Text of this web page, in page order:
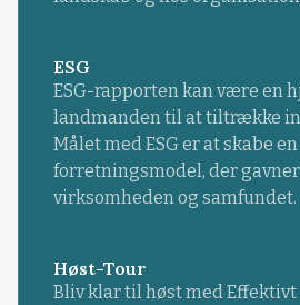
ESG
ESG-rapporten kan være en
landmanden til at tiltrække
Målet med ESG er at skabe
forretningsmodel, der
virksomheden og samfundet.
Høst-Tour
Bliv klar til høst med